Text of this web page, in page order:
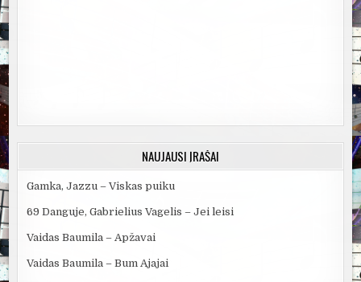
NAUJAUSI ĮRAŠAI
Gamka, Jazzu – Viskas puiku
69 Danguje, Gabrielius Vagelis – Jei leisi
Vaidas Baumila – Apžavai
Vaidas Baumila – Bum Ajajai